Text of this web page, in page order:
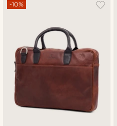
-10%